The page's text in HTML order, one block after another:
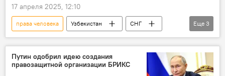
17 апреля 2025, 12:10
права человека Узбекистан
СНГ
заседание
комиссия Общество
Еще 3
Путин одобрил идею создания
правозащитной организации БРИКС